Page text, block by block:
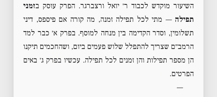
השיעור מוקדש לכבוד ר׳ יואל ורצברגר. הפרק עוסק בזמני
תפילה — מתי לכל תפילה זמנה, מה קורה אם פיספס, דיני
תשלומין, וסדר הקדימה בין מנחה למוסף. בפרק א׳ כבר למד
הרמב״ם שצריך להתפלל שלוש פעמים ביום, ושהחכמים תיקנו
הן מספר תפילות והן זמנים לכל תפילה. עכשיו בפרק ג׳ באים
הפרטים.
—